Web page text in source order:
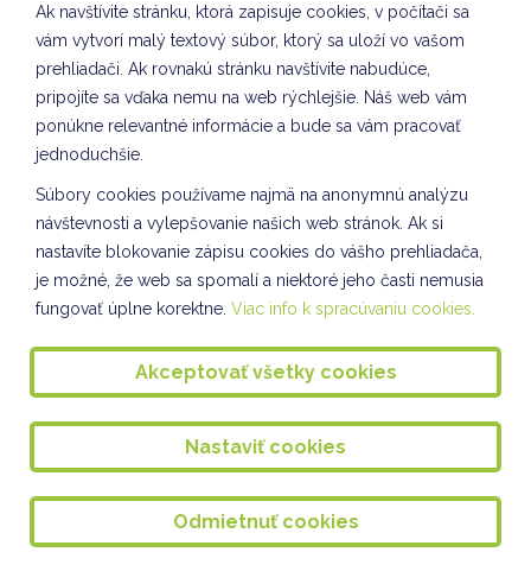
DEŇ V MASKÁCH - ŠAŠINKA JARINKA v II.A a II.B
DEŇ V MASKÁCH
KURZ LEZENIA II. skupina
KURZ LEZENIA V ŠKD I. skupina
Interaktívna beseda
Environmentálna výchova v ŠKD
HVIEZDOSLAVOV KUBÍN školské kolo I. stupeň
Výzdoba triedy na DOD
Kultúra a umenie VII. oddelenie ŠKD
Návšteva materskej školy
Ak navštívite stránku, ktorá zapisuje cookies, v počítači sa
vám vytvorí malý textový súbor, ktorý sa uloží vo vašom
prehliadači. Ak rovnakú stránku navštívite nabudúce,
pripojíte sa vďaka nemu na web rýchlejšie. Náš web vám
ponúkne relevantné informácie a bude sa vám pracovať
jednoduchšie.
Súbory cookies používame najmä na anonymnú analýzu
návštevnosti a vylepšovanie našich web stránok. Ak si
nastavíte blokovanie zápisu cookies do vášho prehliadača,
je možné, že web sa spomalí a niektoré jeho časti nemusia
fungovať úplne korektne. Viac info k spracúvaniu cookies.
Akceptovať všetky cookies
Nastaviť cookies
Odmietnuť cookies